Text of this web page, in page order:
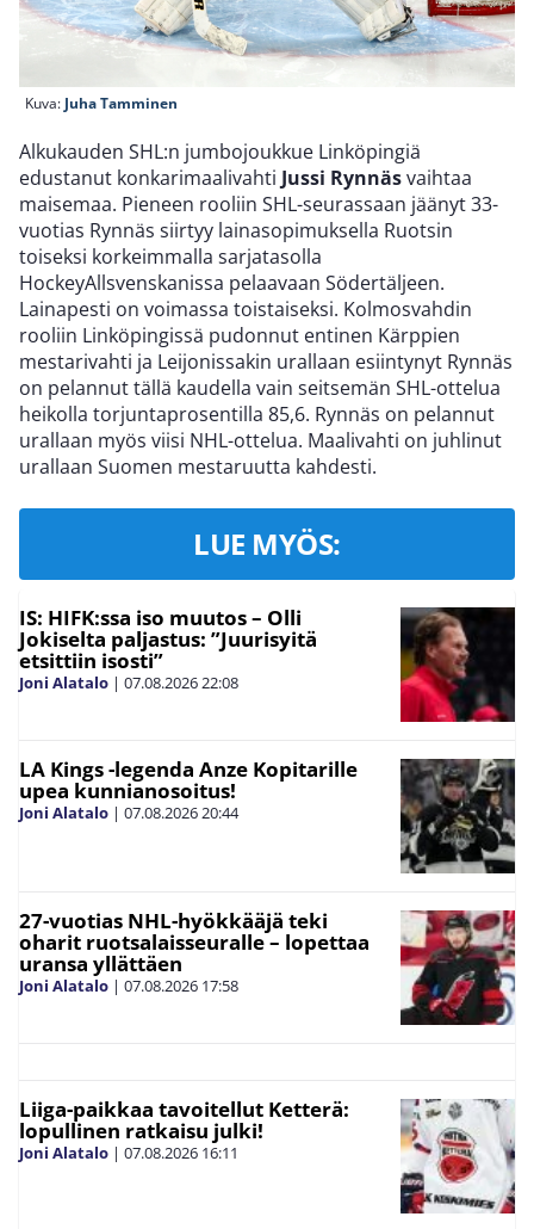
Kuva: Juha Tamminen
Alkukauden SHL:n jumbojoukkue Linköpingiä
edustanut konkarimaalivahti Jussi Rynnäsvaihtaa
maisemaa. Pieneen rooliin SHL-seurassaan jäänyt 33-
vuotias Rynnäs siirtyy lainasopimuksella Ruotsin
toiseksi korkeimmalla sarjatasolla
HockeyAllsvenskanissa pelaavaan Södertäljeen.
Lainapesti on voimassa toistaiseksi. Kolmosvahdin
rooliin Linköpingissä pudonnut entinen Kärppien
mestarivahti ja Leijonissakin urallaan esiintynyt Rynnäs
on pelannut tällä kaudella vain seitsemän SHL-ottelua
heikolla torjuntaprosentilla 85,6. Rynnäs on pelannut
urallaan myös viisi NHL-ottelua. Maalivahti on juhlinut
urallaan Suomen mestaruutta kahdesti.
LUE MYÖS:
IS: HIFK:ssa iso muutos – Olli
Jokiselta paljastus: ”Juurisyitä
etsittiin isosti”
Joni Alatalo | 07.08.202622:08
LA Kings -legenda Anze Kopitarille
upea kunnianosoitus!
Joni Alatalo | 07.08.202620:44
27-vuotias NHL-hyökkääjä teki
oharit ruotsalaisseuralle – lopettaa
uransa yllättäen
Joni Alatalo | 07.08.2026 17:58
Liiga-paikkaa tavoitellut Ketterä:
lopullinen ratkaisu julki!
Joni Alatalo | 07.08.2026 16:11